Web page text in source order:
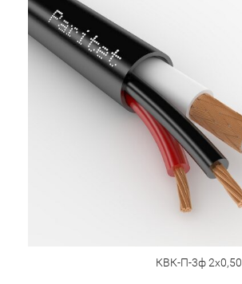
КВК-П-3ф 2х0,50